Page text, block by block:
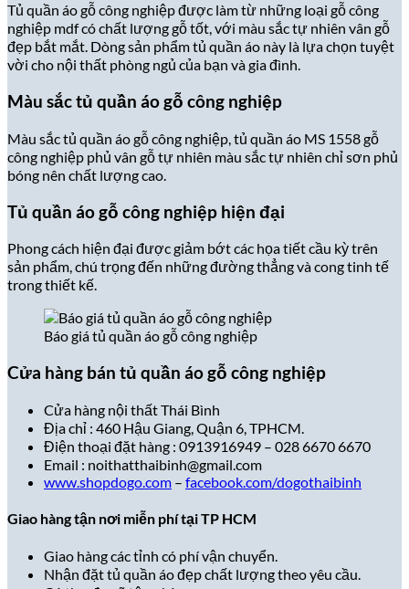
Tủ quần áo gỗ công nghiệp được làm từ những loại gỗ công
nghiệp mdf có chất lượng gỗ tốt, với màu sắc tự nhiên vân gỗ
đẹp bắt mắt. Dòng sản phẩm tủ quần áo này là lựa chọn tuyệt
vời cho nội thất phòng ngủ của bạn và gia đình.
Màu sắc tủ quần áo gỗ công nghiệp
Màu sắc tủ quần áo gỗ công nghiệp, tủ quần áo MS 1558 gỗ
công nghiệp phủ vân gỗ tự nhiên màu sắc tự nhiên chỉ sơn phủ
bóng nên chất lượng cao.
Tủ quần áo gỗ công nghiệp hiện đại
Phong cách hiện đại được giảm bớt các họa tiết cầu kỳ trên
sản phẩm, chú trọng đến những đường thẳng và cong tinh tế
trong thiết kế.
Báo giá tủ quần áo gỗ công nghiệp
Cửa hàng bán tủ quần áo gỗ công nghiệp
Cửa hàng nội thất Thái Bình
Địachỉ : 460 Hậu Giang, Quận 6, TPHCM.
Điện thoại đặt hàng : 0913916949 – 028 6670 6670
Email : noithatthaibinh@gmail.com
www.shopdogo.com – facebook.com/dogothaibinh
Giao hàng tận nơi miễn phí tại TP HCM
Giao hàng các tỉnh có phí vận chuyển.
Nhận đặt tủ quần áo đẹp chất lượng theo yêu cầu.